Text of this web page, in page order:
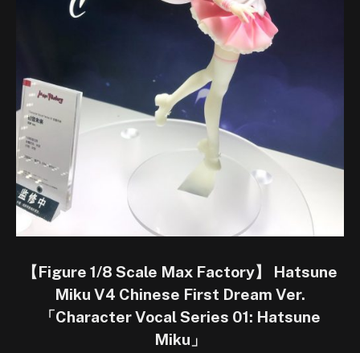
【Figure 1/8 Scale Max Factory】 Hatsune
Miku V4 Chinese First Dream Ver.
「Character Vocal Series 01: Hatsune
Miku」